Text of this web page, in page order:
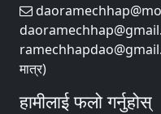
मात्र)
हामीलाई फलो गर्नुहोस्